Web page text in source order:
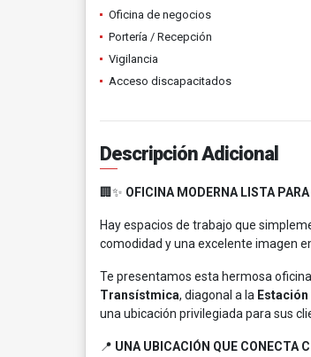
Oficina de negocios
Portería / Recepción
Vigilancia
Acceso discapacitados
Descripción Adicional
🏢✨ OFICINA MODERNA LISTA
Hay espacios de trabajo que
comodidad y una excelente imagen
Te presentamos esta hermosa
Transístmica, diagonal a la
una ubicación privilegiada para sus
📍 UNA UBICACIÓN QUE CONECTA